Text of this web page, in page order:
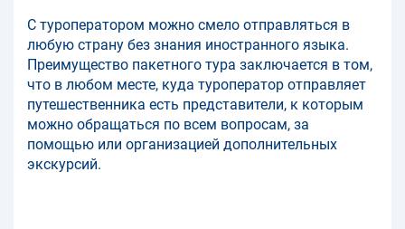
С туроператором можно смело отправляться в
любую страну без знания иностранного языка.
Преимущество пакетного тура заключается в том,
что в любом месте, куда туроператор отправляет
путешественника есть представители, к которым
можно обращаться по всем вопросам, за
помощью или организацией дополнительных
экскурсий.